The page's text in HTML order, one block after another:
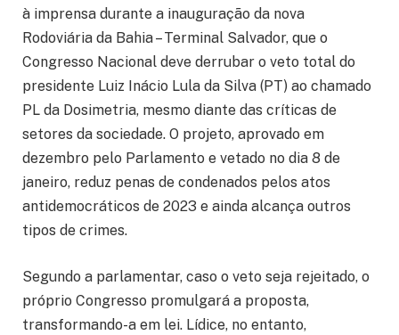
à imprensa durante a inauguração da nova
Rodoviária da Bahia – Terminal Salvador, que o
Congresso Nacional deve derrubar o veto total do
presidente Luiz Inácio Lula da Silva (PT) ao chamado
PL da Dosimetria, mesmo diante das críticas de
setores da sociedade. O projeto, aprovado em
dezembro pelo Parlamento e vetado no dia 8 de
janeiro, reduz penas de condenados pelos atos
antidemocráticos de 2023 e ainda alcança outros
tipos de crimes.
Segundo a parlamentar, caso o veto seja rejeitado, o
próprio Congresso promulgará a proposta,
transformando-a em lei. Lídice, no entanto,